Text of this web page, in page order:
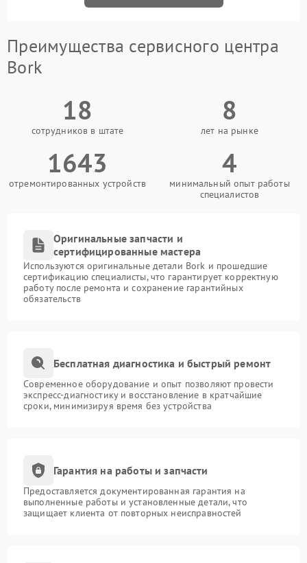
Преимущества сервисного центра
Bork
18
сотрудников в штате
8
лет на рынке
1643
отремонтированных устройств
4
минимальный опыт работы
специалистов
Оригинальные запчасти и
сертифицированные мастера
Используются оригинальные детали Bork и прошедшие
сертификацию специалисты, что гарантирует корректную
работу после ремонта и сохранение гарантийных
обязательств
Бесплатная диагностика и быстрый ремонт
Современное оборудование и опыт позволяют провести
экспресс-диагностику и восстановление в кратчайшие
сроки, минимизируя время без устройства
Гарантия на работы и запчасти
Предоставляется документированная гарантия на
выполненные работы и установленные детали, что
защищает клиента от повторных неисправностей